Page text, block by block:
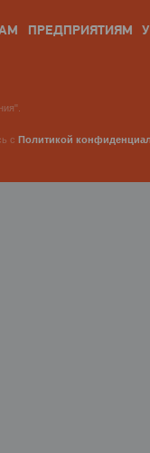
ПРЕДПРИЯТИЯМ
с Политикой